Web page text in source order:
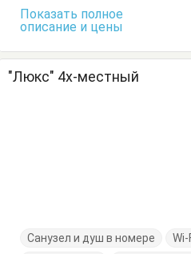
Показать полное
описание и цены
"Люкс" 4х-местный
Санузел и душ в номере
Wi-